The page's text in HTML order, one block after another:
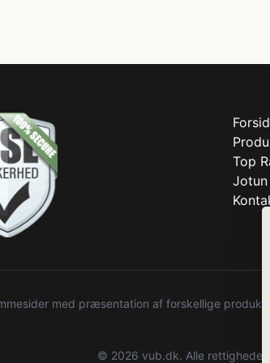
Top
Jotun
med præsentation af forskellige
© 2026 vub.dk. Alle rettigheder